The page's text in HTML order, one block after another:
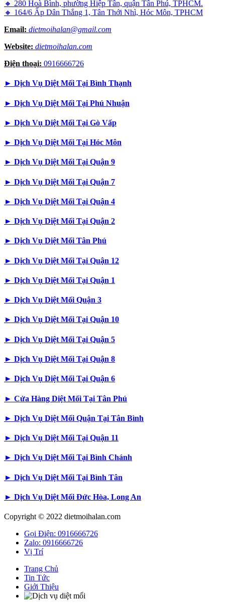
🔸 280 Hoà Bình, phường Hiệp Tân, quận Tân Phú, TPHCM.
🔸 164/6 Ấp Dân Thắng 1, Tân Thới Nhì, Hóc Môn, TPHCM
Email: dietmoihalan@gmail.com
Website: dietmoihalan.com
Điện thoại: 0916666726
► Dịch Vụ Diệt Mối Tại Bình Thạnh
► Dịch Vụ Diệt Mối Tại Phú Nhuận
► Dịch Vụ Diệt Mối Tại Gò Vấp
► Dịch Vụ Diệt Mối Tại Hóc Môn
► Dịch Vụ Diệt Mối Tại Quận 9
► Dịch Vụ Diệt Mối Tại Quận 7
► Dịch Vụ Diệt Mối Tại Quận 4
► Dịch Vụ Diệt Mối Tại Quận 2
► Dịch Vụ Diệt Mối Tân Phú
► Dịch Vụ Diệt Mối Tại Quận 12
► Dịch Vụ Diệt Mối Tại Quận 1
► Dịch Vụ Diệt Mối Quận 3
► Dịch Vụ Diệt Mối Tại Quận 10
► Dịch Vụ Diệt Mối Tại Quận 5
► Dịch Vụ Diệt Mối Tại Quận 8
► Dịch Vụ Diệt Mối Tại Quận 6
► Cửa Hàng Diệt Mối Tại Tân Phú
► Dịch Vụ Diệt Mối Quận Tại Tân Bình
► Dịch Vụ Diệt Mối Tại Quận 11
► Dịch Vụ Diệt Mối Tại Bình Chánh
► Dịch Vụ Diệt Mối Tại Bình Tân
► Dịch Vụ Diệt Mối Đức Hòa, Long An
Copyright © 2022 dietmoihalan.com
Gọi Điện: 0916666726
Zalo: 0916666726
Vị Trí
Trang Chủ
Tin Tức
Giới Thiệu